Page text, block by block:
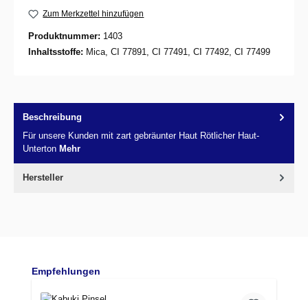
Zum Merkzettel hinzufügen
Produktnummer: 1403
Inhaltsstoffe: Mica, CI 77891, CI 77491, CI 77492, CI 77499
Beschreibung
Für unsere Kunden mit zart gebräunter Haut Rötlicher Haut-
Unterton Mehr
Hersteller
Produktgalerie überspringen
Empfehlungen